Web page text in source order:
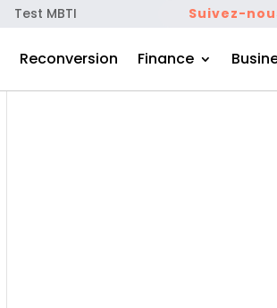
Test MBTI Suivez-
Reconversion Finance